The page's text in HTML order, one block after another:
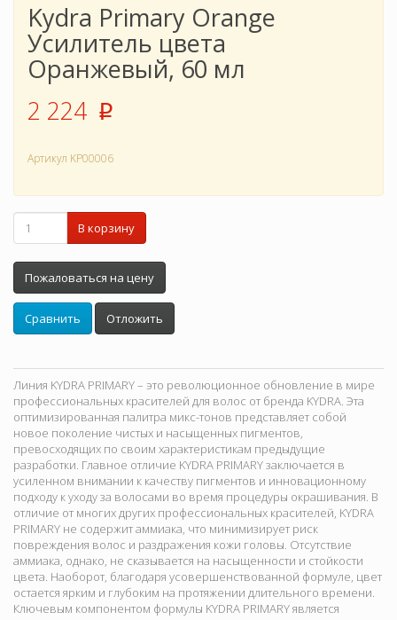
Kydra Primary Orange
Усилитель цвета
Оранжевый, 60 мл
2 224 p
Артикул KP00006
В корзину
Пожаловаться на цену
Сравнить Отложить
Линия KYDRA PRIMARY – это революционное обновление в мире
профессиональных красителей для волос от бренда KYDRA. Эта
оптимизированная палитра микс-тонов представляет собой
новое поколение чистых и насыщенных пигментов,
превосходящих по своим характеристикам предыдущие
разработки. Главное отличие KYDRA PRIMARY заключается в
усиленном внимании к качеству пигментов и инновационному
подходу к уходу за волосами во время процедуры окрашивания. В
отличие от многих других профессиональных красителей, KYDRA
PRIMARY не содержит аммиака, что минимизирует риск
повреждения волос и раздражения кожи головы. Отсутствие
аммиака, однако, не сказывается на насыщенности и стойкости
цвета. Наоборот, благодаря усовершенствованной формуле, цвет
остается ярким и глубоким на протяжении длительного времени.
Ключевым компонентом формулы KYDRA PRIMARY является